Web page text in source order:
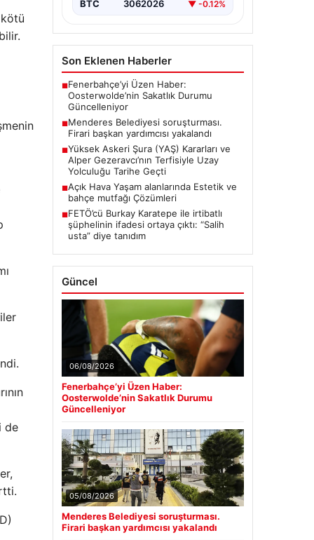
de
BTC 3062026 ▼ -0.12%
Son Eklenen Haberler
■Fenerbahçe’yi Üzen Haber:
Oosterwolde’nin Sakatlık Durumu
Güncelleniyor
■Menderes Belediyesi soruşturması.
Firari başkan yardımcısı yakalandı
■Yüksek Askeri Şura (YAŞ) Kararları ve
Alper Gezeravcı’nın Terfisiyle Uzay
Yolculuğu Tarihe Geçti
■Açık Hava Yaşam alanlarında Estetik ve
bahçe mutfağı Çözümleri
■FETÖ’cü Burkay Karatepe ile irtibatlı
şüphelinin ifadesi ortaya çıktı: “Salih
usta” diye tanıdım
Güncel
06/08/2026
Fenerbahçe’yi Üzen Haber:
Oosterwolde’nin Sakatlık Durumu
Güncelleniyor
05/08/2026
Menderes Belediyesi soruşturması.
Firari başkan yardımcısı yakalandı